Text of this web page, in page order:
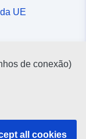
UE
de conexão)
all cookies